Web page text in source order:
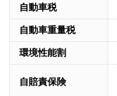
自動車税
自動車重量税
環境性能割
自賠責保険